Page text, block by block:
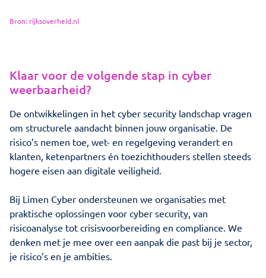
Bron: rijksoverheid.nl
Klaar voor de volgende stap in cyber
weerbaarheid?
De ontwikkelingen in het cyber security landschap vragen
om structurele aandacht binnen jouw organisatie. De
risico’s nemen toe, wet- en regelgeving verandert en
klanten, ketenpartners én toezichthouders stellen steeds
hogere eisen aan digitale veiligheid.
Bij Limen Cyber ondersteunen we organisaties met
praktische oplossingen voor cyber security, van
risicoanalyse tot crisisvoorbereiding en compliance. We
denken met je mee over een aanpak die past bij je sector,
je risico’s en je ambities.